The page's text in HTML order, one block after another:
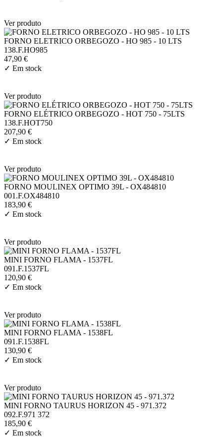
Ver produto
FORNO ELETRICO ORBEGOZO - HO 985 - 10 LTS
138.F.HO985
47,90 €
✓ Em stock
Ver produto
FORNO ELÉTRICO ORBEGOZO - HOT 750 - 75LTS
138.F.HOT750
207,90 €
✓ Em stock
Ver produto
FORNO MOULINEX OPTIMO 39L - OX484810
001.F.OX484810
183,90 €
✓ Em stock
Ver produto
MINI FORNO FLAMA - 1537FL
091.F.1537FL
120,90 €
✓ Em stock
Ver produto
MINI FORNO FLAMA - 1538FL
091.F.1538FL
130,90 €
✓ Em stock
Ver produto
MINI FORNO TAURUS HORIZON 45 - 971.372
092.F.971 372
185,90 €
✓ Em stock